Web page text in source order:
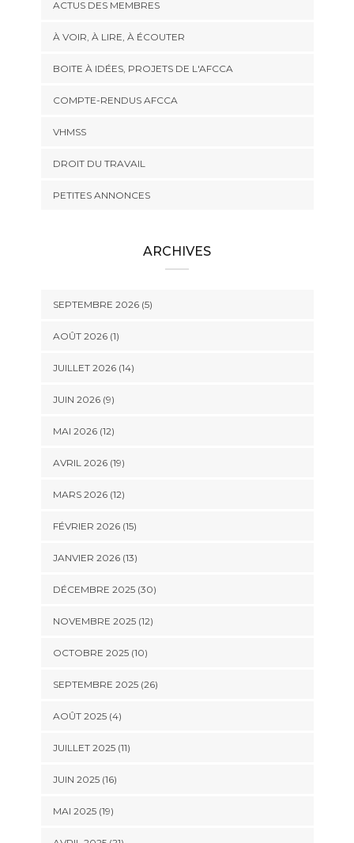
ACTUS DES MEMBRES
À VOIR, À LIRE, À ÉCOUTER
BOITE À IDÉES, PROJETS DE L'AFCCA
COMPTE-RENDUS AFCCA
VHMSS
DROIT DU TRAVAIL
PETITES ANNONCES
ARCHIVES
SEPTEMBRE 2026 (5)
AOÛT 2026 (1)
JUILLET 2026 (14)
JUIN 2026 (9)
MAI 2026 (12)
AVRIL 2026 (19)
MARS 2026 (12)
FÉVRIER 2026 (15)
JANVIER 2026 (13)
DÉCEMBRE 2025 (30)
NOVEMBRE 2025 (12)
OCTOBRE 2025 (10)
SEPTEMBRE 2025 (26)
AOÛT 2025 (4)
JUILLET 2025 (11)
JUIN 2025 (16)
MAI 2025 (19)